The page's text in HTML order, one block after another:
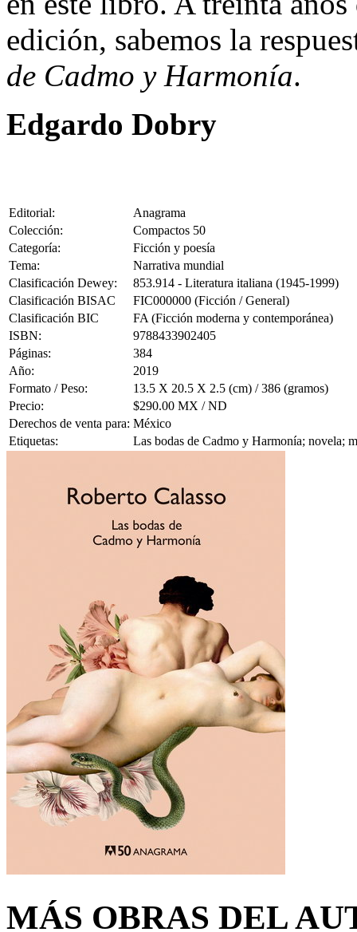
edición, sabemos la
de Cadmo y Harmonía.
Edgardo Dobry
Editorial:
Anagrama
Colección:
Compactos 50
Categoría:
Ficción y poesía
Tema:
Narrativa mundial
Clasificación Dewey:
853.914 - Literatura italiana (1945-1999)
Clasificación BISAC
FIC000000 (Ficción / General)
Clasificación BIC
FA (Ficción moderna y contemporánea)
ISBN:
9788433902405
Páginas:
384
Año:
2019
Formato / Peso:
13.5 X 20.5 X 2.5 (cm) / 386 (gramos)
Precio:
$290.00 MX / ND
Derechos de venta para: México
Etiquetas:
Las bodas de Cadmo y Harmonía; novela;
MÁS OBRAS DEL